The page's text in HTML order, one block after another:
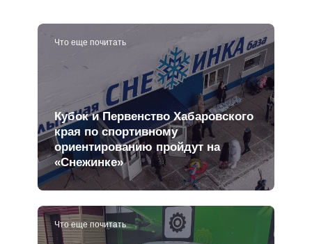
Что еще почитать
Кубок и Первенство Хабаровского
края по спортивному
ориентированию пройдут на
«Снежинке»
Что еще почитать